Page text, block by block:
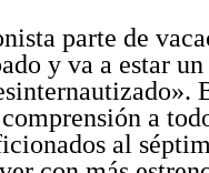
parte de
y va a estar un
a
al